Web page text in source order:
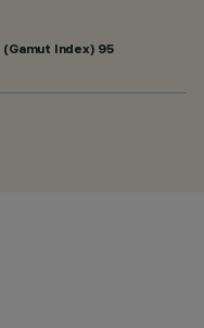
Index) 95